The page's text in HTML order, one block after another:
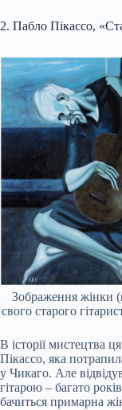
2. Пабло Пікассо,
Зображення жінки
свого старого
В історії мистецтва
Пікассо, яка
у Чикаго. Але
гітарою – багато
бачиться примарна